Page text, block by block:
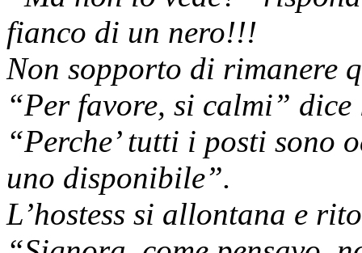
fianco di un nero!!!
Non sopporto di rimanere
“Per favore, si calmi” dice
“Perche’ tutti i posti sono
uno disponibile”.
L’hostess si allontana e